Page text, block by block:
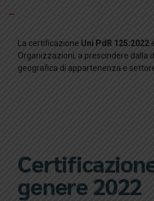
La certificazione Uni PdR 125:2022
Organizzazioni, a prescindere dalla
geografica di appartenenza e
genere 2022